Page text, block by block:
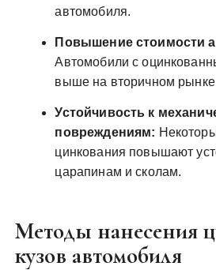
автомобиля.
Повышение стоимости
Автомобили с
выше на вторичном
Устойчивость к
повреждениям:
цинкования повышают
царапинам и сколам.
Методы нанесения
кузов автомобиля